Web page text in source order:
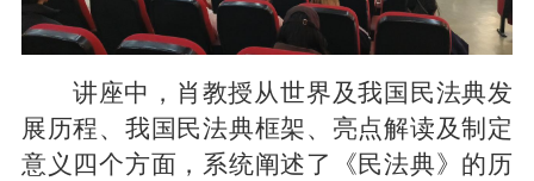
讲座中，肖教授从世界及我国民法典发
展历程、我国民法典框架、亮点解读及制定
意义四个方面，系统阐述了《民法典》的历